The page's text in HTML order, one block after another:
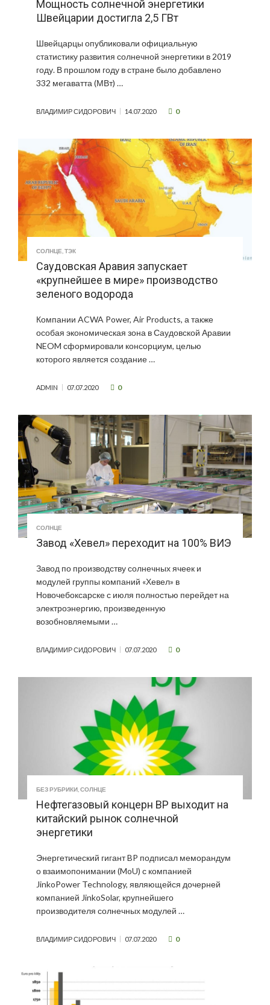
Мощность солнечной энергетики
Швейцарии достигла 2,5 ГВт
Швейцарцы опубликовали официальную
статистику развития солнечной энергетики в 2019
году. В прошлом году в стране было добавлено
332 мегаватта (МВт) …
ВЛАДИМИР СИДОРОВИЧ 14.07.2020 0
СОЛНЦЕ,ТЭК
Саудовская Аравия запускает
«крупнейшее в мире» производство
зеленого водорода
Компании ACWA Power, Air Products, а также
особая экономическая зона в Саудовской Аравии
NEOM сформировали консорциум, целью
которого является создание …
ADMIN 07.07.2020 0
СОЛНЦЕ
Завод «Хевел» переходит на 100% ВИЭ
Завод по производству солнечных ячеек и
модулей группы компаний «Хевел» в
Новочебоксарске с июля полностью перейдет на
электроэнергию, произведенную
возобновляемыми …
ВЛАДИМИР СИДОРОВИЧ 07.07.2020 0
БЕЗ РУБРИКИ СОЛНЦЕ
Нефтегазовый концерн BP выходит на
китайский рынок солнечной
энергетики
Энергетический гигант BP подписал меморандум
о взаимопонимании (MoU) с компанией
JinkoPower Technology, являющейся дочерней
компанией JinkoSolar, крупнейшего
производителя солнечных модулей …
ВЛАДИМИР СИДОРОВИЧ 07.07.2020 0